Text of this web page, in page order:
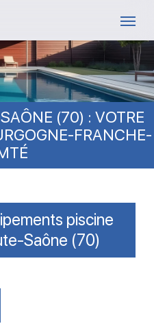
(70) : VOTRE
FRANCHE-
piscine
Saône (70)